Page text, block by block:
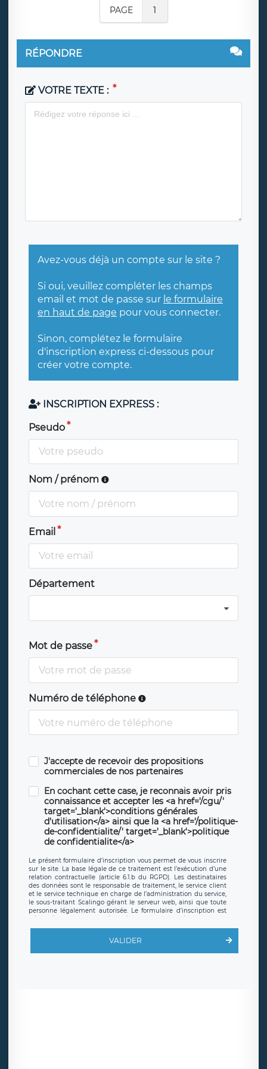
PAGE 1
RÉPONDRE
VOTRE TEXTE :
Avez-vous déjà un compte sur le site ?
Si oui, veuillez compléter les champs
email et mot de passe sur le formulaire
en haut de page pour vous connecter.
Sinon, complétez le formulaire
d'inscription express ci-dessous pour
créer votre compte.
INSCRIPTION EXPRESS :
Pseudo
Nom / prénom
Email
Département
Mot de passe
Numéro de téléphone
J'accepte de recevoir des propositions
commerciales de nos partenaires
En cochant cette case, je reconnais avoir pris
connaissance et accepter les <a href='/cgu/'
target='_blank'>conditions générales
d'utilisation</a> ainsi que la <a href='/politique-
de-confidentialite/' target='_blank'>politique
de confidentialite</a>
Le présent formulaire d’inscription vous permet de vous inscrire
sur le site. La base légale de ce traitement est l’exécution d’une
relation contractuelle (article 6.1.b du RGPD). Les destinataires
des données sont le responsable de traitement, le service client
et le service technique en charge de l’administration du service,
le sous-traitant Scalingo gérant le serveur web, ainsi que toute
personne légalement autorisée. Le formulaire d’inscription est
offrant desclauses de protection conformes au RGPD. Les
en sollicite la suppression, étant entendu que vous pouvez
demander la suppression de vos données et retirer votre
VALIDER